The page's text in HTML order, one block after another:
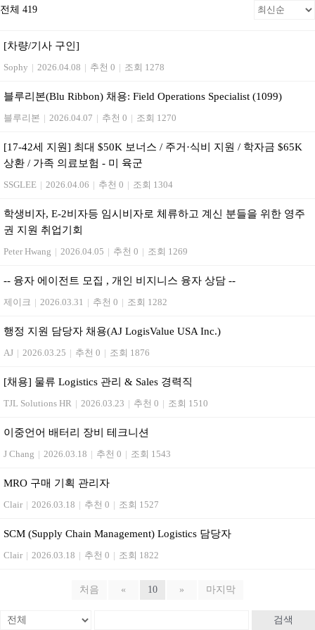
전체 419
[차량/기사 구인]
Sophy | 2026.04.08 | 추천 0 | 조회 1278
블루리본(Blu Ribbon) 채용: Field Operations Specialist (1099)
블루리본 | 2026.04.07 | 추천 0 | 조회 1270
[17-42세 지원] 최대 $50K 보너스 / 주거·식비 지원 / 학자금 $65K
상환 / 가족 의료보험 - 미 육군
SSGLEE | 2026.04.06 | 추천 0 | 조회 1304
학생비자, E-2비자등 임시비자로 체류하고 계신 분들을 위한 영주
권 지원 취업기회
Peter Hwang | 2026.04.05 | 추천 0 | 조회 1269
-- 융자 에이전트 모집 , 개인 비지니스 융자 상담 --
제이크 | 2026.03.31 | 추천 0 | 조회 1282
행정 지원 담당자 채용(AJ LogisValue USA Inc.)
AJ | 2026.03.25 | 추천 0 | 조회 1876
[채용] 물류 Logistics 관리 & Sales 경력직
TJL Solutions HR | 2026.03.23 | 추천 0 | 조회 1510
이중언어 배터리 장비 테크니션
J Chang | 2026.03.18 | 추천 0 | 조회 1543
MRO 구매 기획 관리자
Clair | 2026.03.18 | 추천 0 | 조회 1527
SCM (Supply Chain Management) Logistics 담당자
Clair | 2026.03.18 | 추천 0 | 조회 1822
처음 « 10 » 마지막
검색